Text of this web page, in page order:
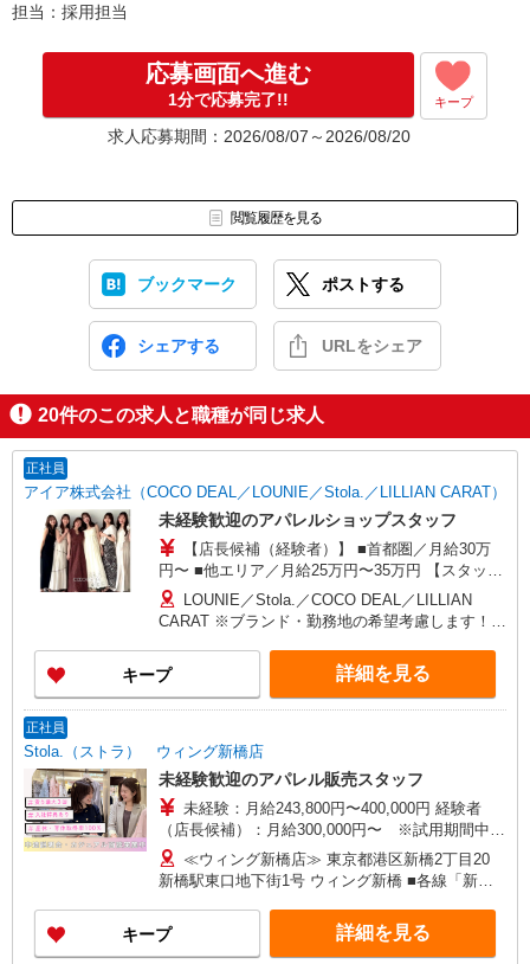
担当：採用担当
応募画面へ進む
1分で応募完了!! キープ
求人応募期間：2026/08/07～2026/08/20
閲覧履歴を見る
ブックマーク ポストする
シェアする URLをシェア
20件のこの求人と職種が同じ求人
正社員
アイア株式会社（COCO DEAL／LOUNIE／Stola.／LILLIAN CARAT）
未経験歓迎のアパレルショップスタッフ
【店長候補（経験者）】 ■首都圏／月給30万
円〜 ■他エリア／月給25万円〜35万円 【スタッ
フ】 ■首都圏／月給24万3,800円〜40万円 ■大阪／
月給23万3,500円〜35万円 ■京都、兵庫、愛知、岐
阜、福岡／月給22万7,800円〜35万円 ■他エリア／
月給22万2,100円〜35万円 固定残業手当含む（1ヶ
月あたり20時間）※超過時は追加支給 首都圏エリ
ア：30,800円 大阪：29,500円 京都、兵庫、愛知、
考慮 ※試用期間3ヶ月も同条件（首都圏：店長候
補は月給27万円〜）
LOUNIE／Stola.／COCO DEAL／LILLIAN
CARAT ※ブランド・勤務地の希望考慮します！※
道、宮城（仙台）、愛知、大阪、兵庫、京都、和
歌山、岡山、広島、愛媛、福岡、長崎、宮崎、熊
本などの各店舗で募集しています。 【COCO
ルミネ池袋店／ルミネ横浜／ルミネ大宮店／ルミ
ネ有楽町店 ルミネ立川店／ルミネ町田店／池袋
PARCO店／東京スカイツリータウン・ソラマチ店
イクスピアリ店／イオンレイクタウン店／ジョイ
ナス店／テラスモール湘南店 タカシマヤ ゲートタ
ワーモール店／イオン大高SC店 なんばCITY店／
天王寺MIO店／阪神梅田本店／京都ポルタ店／阪
番街店／ミナモア広島店／博多阪急店／天神ソラ
リアプラザ店 ▽他、詳しくは備考をご参照くださ
キープ 詳細を見る
正社員
Stola.（ストラ） ウィング新橋店
未経験歓迎のアパレル販売スタッフ
未経験：月給243,800円〜400,000円 経験者
（店長候補）：月給300,000円〜 ※試用期間中は
270,000円〜 ★固定残業手当：30,800円（月給に
含む） ※経験・能力考慮 ※固定残業時間は1ヶ月
あたり20時間、超過時は追加で残業手当支給 ※月
3万円まで交通費支給 ※試用期間（2〜3ヶ月）も
同条件 【手当】固定残業手当／資格手当／店舗職
制手当／住宅手当（実家外かつ賃貸の場合のみ別
≪ウィング新橋店≫ 東京都港区新橋2丁目20
新橋駅東口地下街1号 ウィング新橋 ■各線「新橋
キープ 詳細を見る